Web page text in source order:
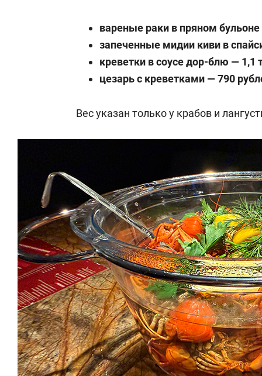
вареные раки в пряном
запеченные мидии киви в
креветки в соусе дор-блю — 1,1
цезарь с креветками — 790
Вес указан только у крабов и